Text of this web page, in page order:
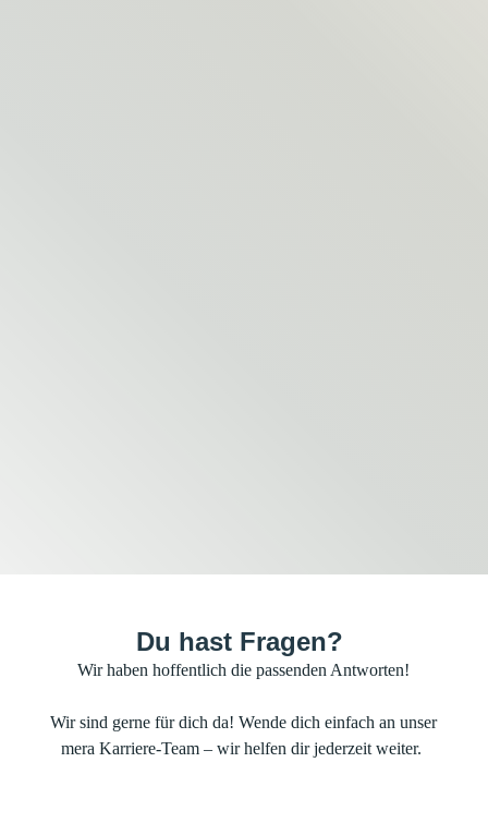
auch ins Büro – hier sorgen glückliche Fellnasen für gute
Laune und ein tierisch angenehmes Arbeitsklima!
Du hast Fragen?
Wir haben hoffentlich die passenden Antworten!
Wir sind gerne für dich da! Wende dich einfach an unser
mera Karriere-Team – wir helfen dir jederzeit weiter.